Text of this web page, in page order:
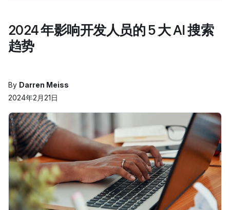
2024 年影响开发人员的 5 大 AI 搜索
趋势
By Darren Meiss
2024年2月21日